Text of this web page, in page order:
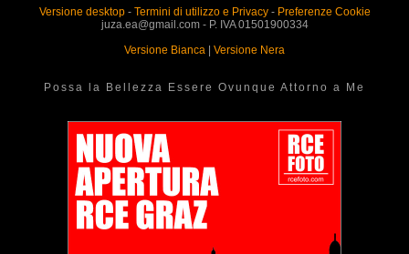
Versione desktop- Termini di utilizzo e Privacy- Preferenze Cookie
juza.ea@gmail.com - P. IVA 01501900334
Versione Bianca
Versione Nera
Possa la Bellezza Essere Ovunque Attorno a Me